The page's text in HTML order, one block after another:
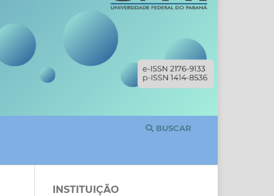
BUSCAR
INSTITUIÇÃO